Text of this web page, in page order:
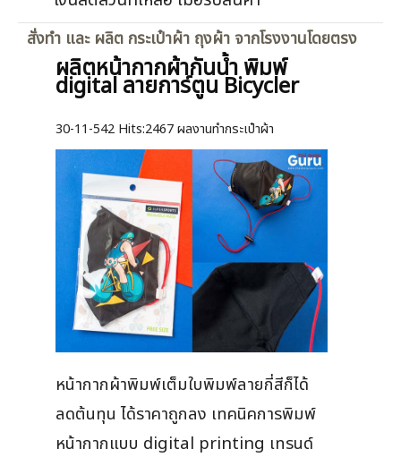
สั่งทำ และ ผลิต กระเป๋าผ้า ถุงผ้า จากโรงงานโดยตรง
ผลิตหน้ากากผ้ากันน้ำ พิมพ์
digital ลายการ์ตูน Bicycler
30-11-542 Hits:2467 ผลงานทำกระเป๋าผ้า
หน้ากากผ้าพิมพ์เต็มใบพิมพ์ลายกี่สีก็ได้
ลดต้นทุน ได้ราคาถูกลง เทคนิคการพิมพ์
หน้ากากแบบ digital printing เทรนด์